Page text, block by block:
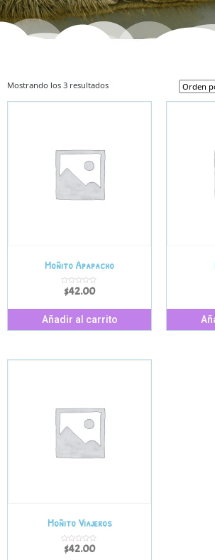
Mostrando los 3 resultados
Moñito Apapacho
V
o
a
d
$42.00
Añadir al carrito
Moñito Viajeros
V$42.00